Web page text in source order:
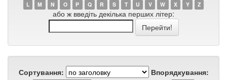
L
M N O P Q R S T U V W X Y Z
або ж введіть декілька перших літер:
Сортування:
Впорядкування: